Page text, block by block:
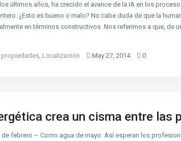
últimos años, ha crecido el avance de la IA en los
¿Esto es bueno o malo? No cabe duda de que la
en términos constructivos. Nos referimos a que, de
propiedades, Localización May 27, 2014 0
crea un cisma entre las
de febrero – Como agua de mayo. Así esperan los